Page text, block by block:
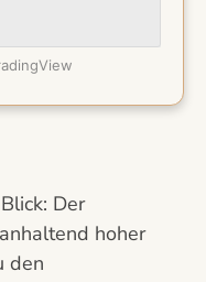
Der
hoher
den